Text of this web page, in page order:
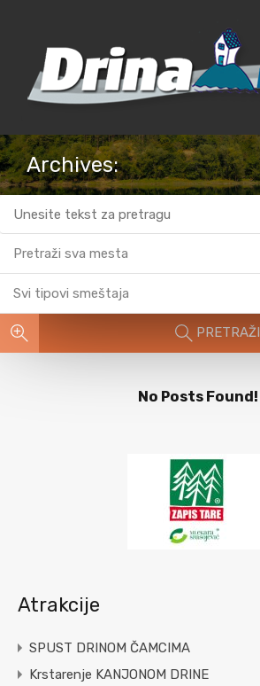
Archives:
Pretraži sva mesta
Svi tipovi smeštaja
PRETRAŽI
No Posts Found!
Atrakcije
SPUST DRINOM ČAMCIMA
Krstarenje KANJONOM DRINE